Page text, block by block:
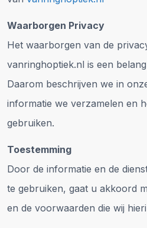
Waarborgen Privacy
Het waarborgen van de
vanringhoptiek.nl is een
Daarom beschrijven we in
informatie we verzamelen en
gebruiken.
Toestemming
Door de informatie en de
te gebruiken, gaat u akkoord
en de voorwaarden die wij